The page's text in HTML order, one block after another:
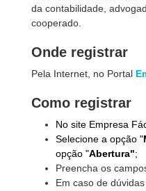
da contabilidade,
cooperado.
Onde registrar
Pela Internet, no Portal
Como registrar
No site Empresa
Selecione a opção "
opção "Abertura";
Preencha os
Em caso de